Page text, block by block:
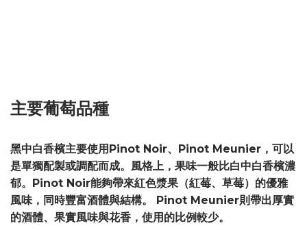
主要葡萄品種
黑中白香檳主要使用Pinot Noir、Pinot Meunier，可以
是單獨配製或調配而成。風格上，果味一般比白中白香檳濃
郁。Pinot Noir能夠帶來紅色漿果（紅莓、草莓）的優雅
風味，同時豐富酒體與結構。 Pinot Meunier則帶出厚實
的酒體、果實風味與花香，使用的比例較少。